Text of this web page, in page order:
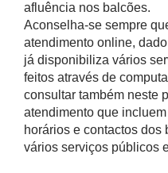
afluência nos balcões.
Aconselha-se sempre
atendimento online,
já disponibiliza vários
feitos através de
consultar também neste
atendimento que
horários e contactos
vários serviços públicos